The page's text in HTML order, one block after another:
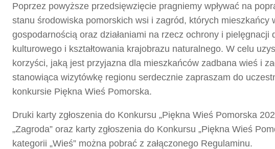
Poprzez powyższe przedsięwzięcie pragniemy wpływać na
stanu środowiska pomorskich wsi i zagród, których mieszkańcy
gospodarnością oraz działaniami na rzecz ochrony i pielęgnacji
kulturowego i kształtowania krajobrazu naturalnego. W celu
korzyści, jaką jest przyjazna dla mieszkańców zadbana wieś i
stanowiąca wizytówkę regionu serdecznie zapraszam do
konkursie Piękna Wieś Pomorska.
Druki karty zgłoszenia do Konkursu „Piękna Wieś Pomorska
„Zagroda” oraz karty zgłoszenia do Konkursu „Piękna Wieś
kategorii „Wieś” można pobrać z załączonego Regulaminu.